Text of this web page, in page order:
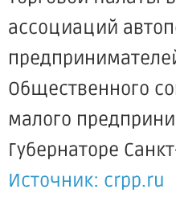
ассоциаций
Общественного
малого
Губернаторе
Источник: crpp.ru